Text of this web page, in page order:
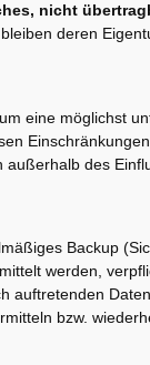
nicht
deren
eine möglichst
des
Backup
werden,
auftretenden
bzw.